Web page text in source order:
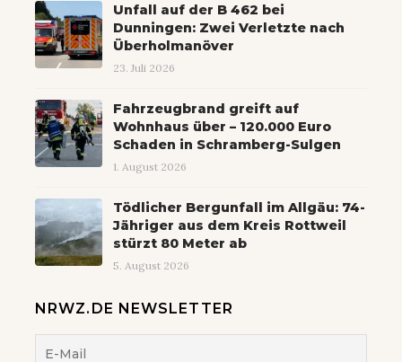
Unfall auf der B 462 bei
Dunningen: Zwei Verletzte nach
Überholmanöver
23. Juli 2026
Fahrzeugbrand greift auf
Wohnhaus über – 120.000 Euro
Schaden in Schramberg-Sulgen
1. August 2026
Tödlicher Bergunfall im Allgäu: 74-
Jähriger aus dem Kreis Rottweil
stürzt 80 Meter ab
5. August 2026
NRWZ.DE NEWSLETTER